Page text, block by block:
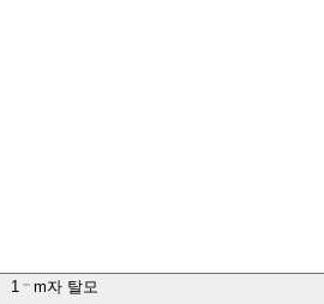
1 m자 탈모